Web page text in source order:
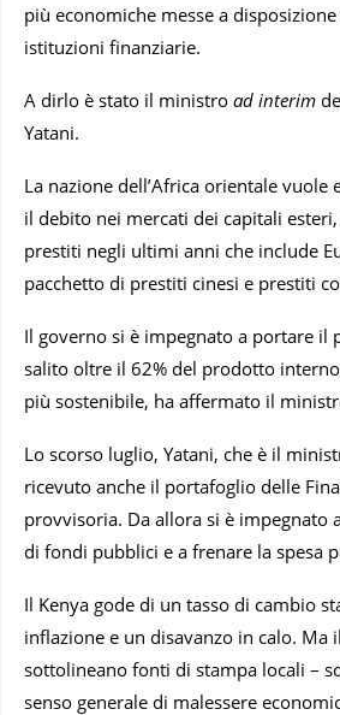
più economiche messe a
istituzioni finanziarie.
A dirlo è stato il ministro ad interim
Yatani.
La nazione dell’Africa orientale vuole
il debito nei mercati dei capitali
prestiti negli ultimi anni che include
pacchetto di prestiti cinesi e prestiti
Il governo si è impegnato a portare il
salito oltre il 62% del prodotto
più sostenibile, ha affermato il
Lo scorso luglio, Yatani, che è il
ricevuto anche il portafoglio delle
provvisoria. Da allora si è impegnato
di fondi pubblici e a frenare la spesa
Il Kenya gode di un tasso di cambio
inflazione e un disavanzo in calo. Ma
sottolineano fonti di stampa locali –
senso generale di malessere